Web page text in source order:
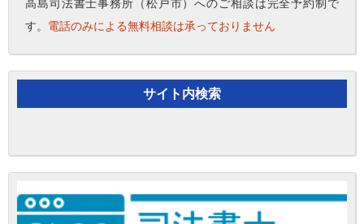
高島司法書士事務所（松戸市）へのご相談は完全予約制で
す。 電話のみによる無料相談は承っておりません
サイト内検索